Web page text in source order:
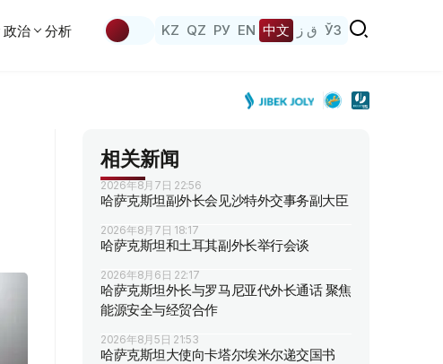
政治 分析 KZ QZ РУ EN 中文 ق ز ЎЗ
相关新闻
2026年8月7日 22:56
哈萨克斯坦副外长会见沙特外交事务副大臣
2026年8月7日 18:17
哈萨克斯坦和土耳其副外长举行会谈
2026年8月6日 22:17
哈萨克斯坦外长与罗马尼亚代外长通话 聚焦
能源安全与经贸合作
2026年8月5日 21:53
哈萨克斯坦大使向卡塔尔埃米尔递交国书